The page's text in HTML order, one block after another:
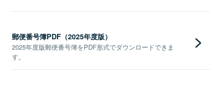
郵便番号簿PDF（2025年度版）
2025年度版郵便番号簿をPDF形式でダウンロードできま
す。